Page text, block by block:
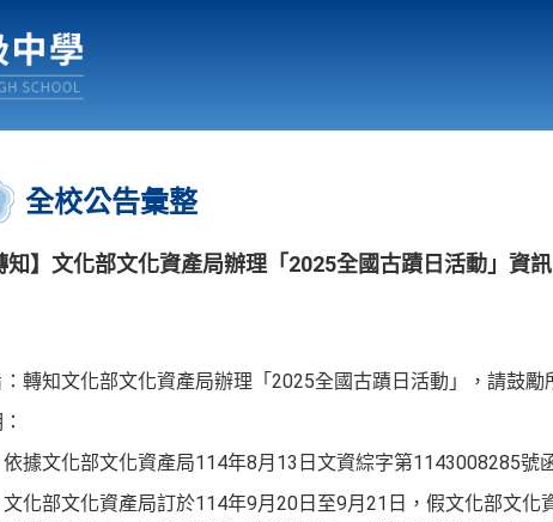
全校公告彙整
知】文化部文化資產局辦理「2025全國古蹟日活動」資訊
：轉知文化部文化資產局辦理「2025全國古蹟日活動」，請鼓勵
據文化部文化資產局114年8月13日文資綜字第1143008285號
文化部文化資產局訂於114年9月20日至9月21日，假文化部文